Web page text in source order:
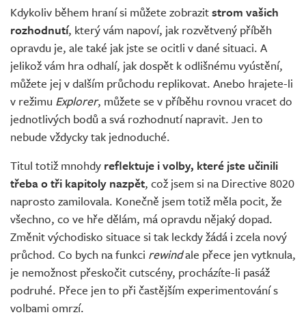
Kdykoliv během hraní si můžete zobrazitstrom vašich
rozhodnutí, který vám napoví, jak rozvětvený příběh
opravdu je, ale také jak jste se ocitli v dané situaci. A
jelikož vám hra odhalí, jak dospět k odlišnému vyústění,
můžete jej v dalším průchodu replikovat. Anebo hrajete-li
v režimu Explorer, můžete se v příběhu rovnou vracet do
jednotlivých bodů a svá rozhodnutí napravit. Jen to
nebude vždycky tak jednoduché.
Titul totiž mnohdy reflektuje i volby, které jste učinili
třeba o tři kapitoly nazpět, což jsem si na Directive 8020
naprosto zamilovala. Konečně jsem totiž měla pocit, že
všechno, co ve hře dělám, má opravdu nějaký dopad.
Změnit východisko situace si tak leckdy žádá i zcela nový
průchod. Co bych na funkci rewindale přece jen vytknula,
je nemožnost přeskočit cutscény, procházíte-li pasáž
podruhé. Přece jen to při častějším experimentování s
volbami omrzí.